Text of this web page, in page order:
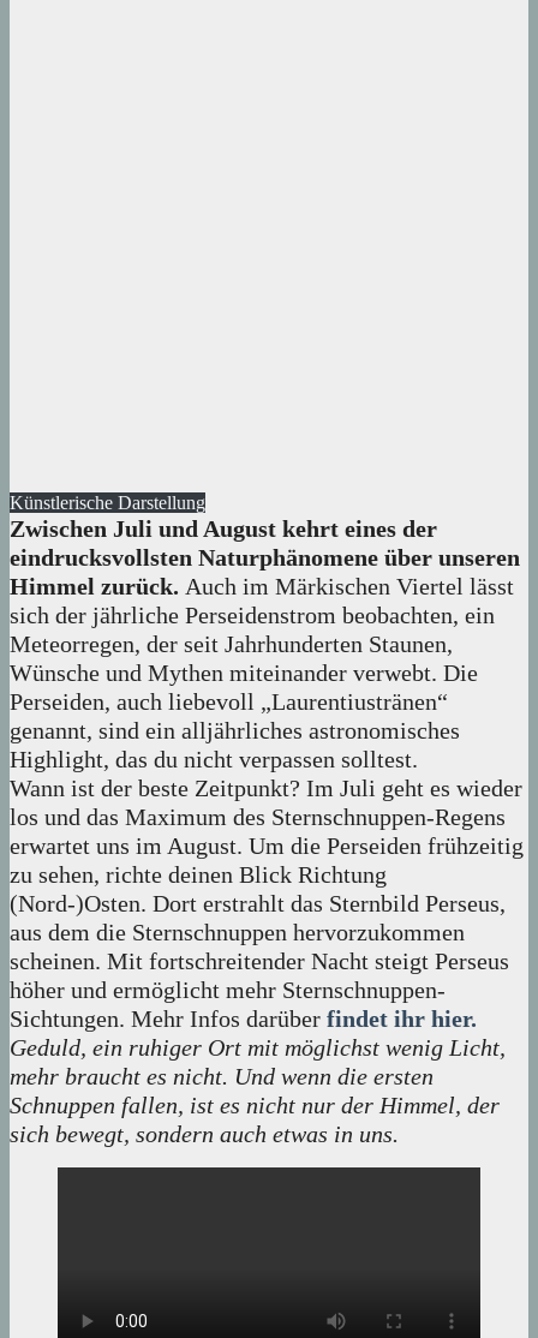
Künstlerische Darstellung
Zwischen Juli und August kehrt eines der
eindrucksvollsten Naturphänomene über unseren
Himmel zurück. Auch im Märkischen Viertel lässt
sich der jährliche Perseidenstrom beobachten, ein
Meteorregen, der seit Jahrhunderten Staunen,
Wünsche und Mythen miteinander verwebt. Die
Perseiden, auch liebevoll „Laurentiustränen“
genannt, sind ein alljährliches astronomisches
Highlight, das du nicht verpassen solltest.
Wann ist der beste Zeitpunkt? Im Juli geht es wieder
los und das Maximum des Sternschnuppen-Regens
erwartet uns im August. Um die Perseiden frühzeitig
zu sehen, richte deinen Blick Richtung
(Nord-)Osten. Dort erstrahlt das Sternbild Perseus,
aus dem die Sternschnuppen hervorzukommen
scheinen. Mit fortschreitender Nacht steigt Perseus
höher und ermöglicht mehr Sternschnuppen-
Sichtungen. Mehr Infos darüber findet ihr hier.
Geduld, ein ruhiger Ort mit möglichst wenig Licht,
mehr braucht es nicht. Und wenn die ersten
Schnuppen fallen, ist es nicht nur der Himmel, der
sich bewegt, sondern auch etwas in uns.